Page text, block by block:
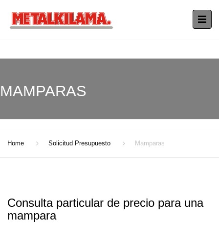
MAMPARAS
Home Solicitud Presupuesto Mamparas
Consulta particular de precio para una
mampara